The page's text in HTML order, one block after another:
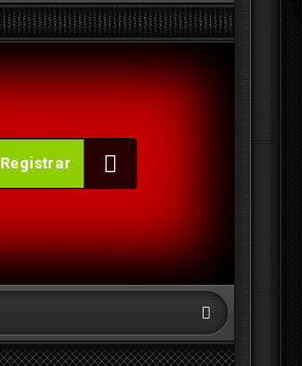
Registrar